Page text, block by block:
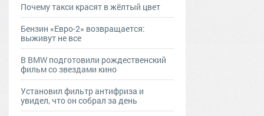
Почему такси красят в жёлтый цвет
Бензин «Евро-2» возвращается:
выживут не все
В BMW подготовили рождественский
фильм со звездами кино
Установил фильтр антифриза и
увидел, что он собрал за день